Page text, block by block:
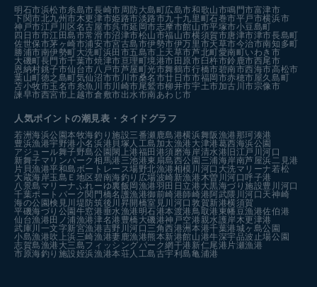
明石市浜松市糸島市長崎市周防大島町広島市和歌山市鳴門市富津市
下関市北九州市木更津市姫路市淡路市九十九里町石巻市平戸市横浜市
神戸市江戸川区 名古屋市呉市延岡市志摩市館山市平塚市小豆島町
四日市市江田島市常滑市沼津市松山市福山市横須賀市唐津市津市長島町
佐世保市茅ヶ崎市浦安市宮古島市伊勢市伊万里市天草市今治市南知多町
勝浦市南伊勢町大洗町浜田市五島市 上天草市芦北町愛南町いわき市
大磯町長門市千葉市焼津市亘理町境港市 田原市 臼杵市鈴鹿市西尾市
恩納村銚子市仙台市八戸市芦屋町光市舞鶴市行橋市碧南市西海市高松市
葉山町徳之島町気仙沼市市川市桑名市廿日市市福岡市赤穂市屋久島町
苫小牧市玉名市糸魚川市川崎市尾鷲市柳井市宇土市加古川市宗像市
諫早市西宮市 上越市倉敷市出水市南あわじ市
人気ポイントの潮見表・タイドグラフ
若洲海浜公園本牧海釣り施設三番瀬 鹿島港横浜舞阪漁港 那珂湊港
豊浜漁港宇野港小名浜港 貝塚人工島 加太漁港 大津港葛西海浜公園
アジュール舞子野島公園 閖上港福田港須磨海岸清水港 旧江戸川河口
新舞子マリンパーク 相馬港 三池港東扇島西公園 三浦海岸南芦屋浜二見港
片貝漁港平和島ボートレース場野北漁港相模川河口 大洗マリーナ若松
大蔵海岸玉島Ｅ地区 碧南海釣り広場波崎新漁港木曽川河口 呼子港
八景島マリーナふれーゆ裏飯岡漁港羽田 日立港 大黒海づり施設豊川河口
千葉ポートパーク 関門橋名護漁港御前崎港師崎港 阿武隈川河口 天神崎
海の公園検見川堤防筑後川昇開橋室見川河口敦賀新港横須賀
平磯海づり公園 牛窓港垂水漁港 明石港本渡港鳥取港 東幡豆漁港佐伯港
仙台漁港 田ノ浦漁港津名港 豊橋 大磯港神戸空港親水護岸木更津港
武庫川一文字新宮漁港吉野川河口 三角西港洲本港千葉港城ヶ島公園
小島漁港吹上浜三崎漁港妻鹿漁港熊本新港館山港牛深宇品波止場公園
志賀島漁港 大三島フィッシングパーク網干港 新仁尾港 片瀬漁港
市原海釣り施設姪浜漁港本荘人工島古宇利島亀浦港